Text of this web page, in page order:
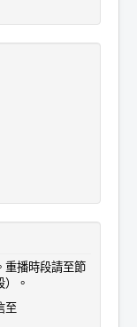
重播時段請至節
。
至